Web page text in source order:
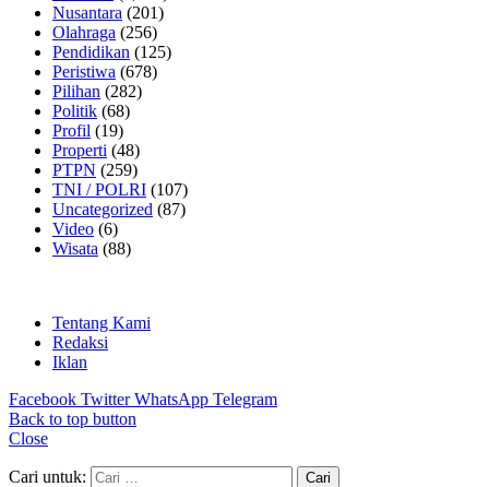
Nusantara (201)
Olahraga (256)
Pendidikan (125)
Peristiwa (678)
Pilihan (282)
Politik (68)
Profil (19)
Properti (48)
PTPN (259)
TNI / POLRI (107)
Uncategorized (87)
Video (6)
Wisata (88)
Tentang Kami
Redaksi
Iklan
Facebook Twitter WhatsApp Telegram
Back to top button
Close
Cari untuk: